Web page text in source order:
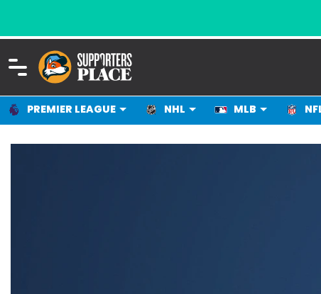
PREMIER LEAGUE NHL MLB